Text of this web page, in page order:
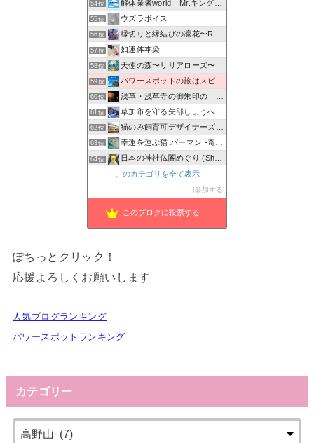
54位 解体業者world Mr.キングの日常♪
55位 ウズラボイス
56位 縁切りと縁結びの凜花〜Reincarnation〜
57位 如連体本染
58位 天使の森〜リリアローズ〜
59位 パワースポットの旅はスピリチュアル！
60位 浅草・浅草寺の御朱印の「種類・値段・待ち時間・混雑状況」お…
61位 草加市を守る矢部しょうへいの会のブログ
62位 猫のみ飼育可デザイナーズ物件 prima-fortuna
63位 幸運を運ぶ猫 バーマン -奇跡のキャッテリー物語-
64位 日本の神社仏閣めぐり (Shrine Japan Info)
旅のメモ
このカテゴリを全て表示
参加する
このブログに投票する
ぽちっとクリック！
応援よろしくお願いします
人気ブログランキング
パワースポットランキング
カテゴリー